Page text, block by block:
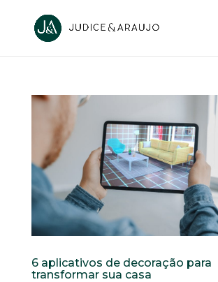
6 aplicativos de decoração para
transformar sua casa